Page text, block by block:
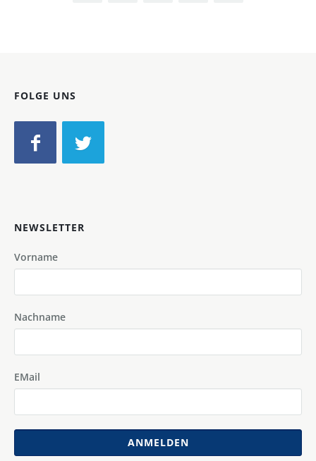
FOLGE UNS
NEWSLETTER
Vorname
Nachname
EMail
ANMELDEN